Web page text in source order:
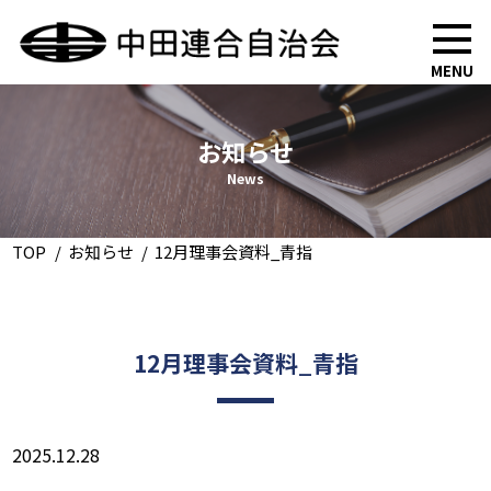
MENU
お知らせ
News
TOP お知らせ 12月理事会資料_青指
12月理事会資料_青指
2025.12.28